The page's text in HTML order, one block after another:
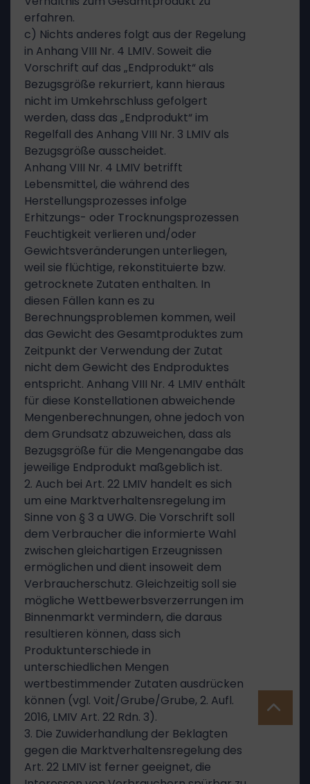
erfahren.
c) Nichts anderes folgt aus der Regelung
in Anhang VIII Nr. 4 LMIV. Soweit die
Vorschrift auf das „Endprodukt“ als
Bezugsgröße rekurriert, kann hieraus
nicht im Umkehrschluss gefolgert
werden, dass das „Endprodukt“ im
Regelfall des Anhang VIII Nr. 3 LMIV als
Bezugsgröße ausscheidet.
Anhang VIII Nr. 4 LMIV betrifft
Lebensmittel, die während des
Herstellungsprozesses infolge
Erhitzungs- oder Trocknungsprozessen
Feuchtigkeit verlieren und/oder
Gewichtsveränderungen unterliegen,
weil sie flüchtige, rekonstituierte bzw.
getrocknete Zutaten enthalten. In
diesen Fällen kann es zu
Berechnungsproblemen kommen, weil
das Gewicht des Gesamtproduktes zum
Zeitpunkt der Verwendung der Zutat
nicht dem Gewicht des Endproduktes
entspricht. Anhang VIII Nr. 4 LMIV enthält
für diese Konstellationen abweichende
Mengenberechnungen, ohne jedoch von
dem Grundsatz abzuweichen, dass als
Bezugsgröße für die Mengenangabe das
jeweilige Endprodukt maßgeblich ist.
2. Auch bei Art. 22 LMIV handelt es sich
um eine Marktverhaltensregelung im
Sinne von § 3 a UWG. Die Vorschrift soll
dem Verbraucher die informierte Wahl
zwischen gleichartigen Erzeugnissen
ermöglichen und dient insoweit dem
Verbraucherschutz. Gleichzeitig soll sie
mögliche Wettbewerbsverzerrungen im
Binnenmarkt vermindern, die daraus
resultieren können, dass sich
Produktunterschiede in
unterschiedlichen Mengen
wertbestimmender Zutaten ausdrücken
können (vgl. Voit/Grube/Grube, 2. Aufl.
2016, LMIV Art. 22 Rdn. 3).
3. Die Zuwiderhandlung der Beklagten
gegen die Marktverhaltensregelung des
Art. 22 LMIV ist ferner geeignet, die